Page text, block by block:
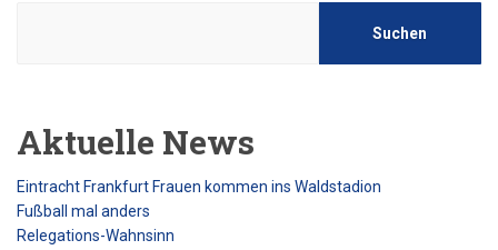
Suchen
Aktuelle News
Eintracht Frankfurt Frauen kommen ins Waldstadion
Fußball mal anders
Relegations-Wahnsinn